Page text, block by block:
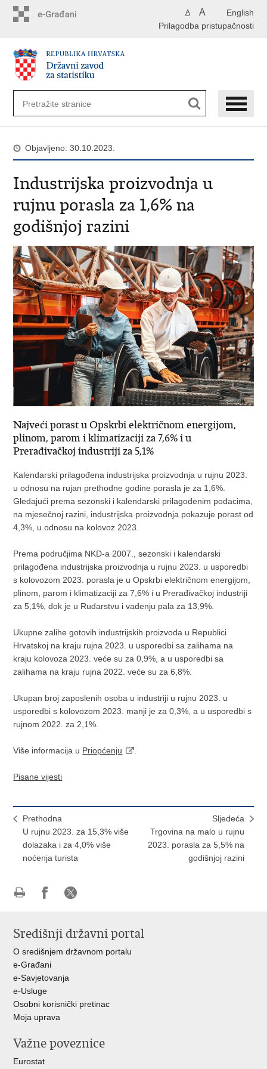
English
A A
Prilagodba pristupačnosti
Objavljeno: 30.10.2023.
Industrijska proizvodnja u
rujnu porasla za 1,6% na
godišnjoj razini
Najveći porast u Opskrbi električnom energijom,
plinom, parom i klimatizaciji za 7,6% i u
Prerađivačkoj industriji za 5,1%
Kalendarski prilagođena industrijska proizvodnja u rujnu 2023.
u odnosu na rujan prethodne godine porasla je za 1,6%.
Gledajući prema sezonski i kalendarski prilagođenim podacima,
na mjesečnoj razini, industrijska proizvodnja pokazuje porast od
4,3%, u odnosu na kolovoz 2023.
Prema područjima NKD-a 2007., sezonski i kalendarski
prilagođena industrijska proizvodnja u rujnu 2023. u usporedbi
s kolovozom 2023. porasla je u Opskrbi električnom energijom,
plinom, parom i klimatizaciji za 7,6% i u Prerađivačkoj industriji
za 5,1%, dok je u Rudarstvu i vađenju pala za 13,9%.
Ukupne zalihe gotovih industrijskih proizvoda u Republici
Hrvatskoj na kraju rujna 2023. u usporedbi sa zalihama na
kraju kolovoza 2023. veće su za 0,9%, a u usporedbi sa
zalihama na kraju rujna 2022. veće su za 6,8%.
Ukupan broj zaposlenih osoba u industriji u rujnu 2023. u
usporedbi s kolovozom 2023. manji je za 0,3%, a u usporedbi s
rujnom 2022. za 2,1%.
Više informacija u Priopćenju
Pisane vijesti
Prethodna
U rujnu 2023. za 15,3% više
dolazaka i za 4,0% više
noćenja turista
Sljedeća
Trgovina na malo u rujnu
2023. porasla za 5,5% na
godišnjoj razini
Facebooku
X-
Središnji državni portal
O središnjem državnom portalu
e-Građani
e-Savjetovanja
e-Usluge
Osobni korisnički pretinac
Moja uprava
Važne poveznice
Eurostat